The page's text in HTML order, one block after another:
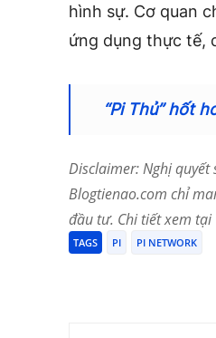
hình sự. Cơ quan
ứng dụng thực tế,
“Pi Thủ” hốt
Disclaimer: Nghị
Blogtienao.com chỉ
đầu tư. Chi tiết xem tại
TAGS PI PI NETWORK